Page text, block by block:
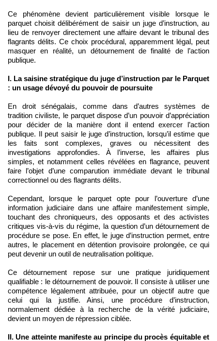
Ce phénomène devient particulièrement visible lorsque le
parquet choisit délibérément de saisir un juge d’instruction, au
lieu de renvoyer directement une affaire devant le tribunal des
flagrants délits. Ce choix procédural, apparemment légal, peut
masquer en réalité, un détournement de finalité de l’action
publique.
I. La saisine stratégique du juge d’instruction par le Parquet
: un usage dévoyé du pouvoir de poursuite
En droit sénégalais, comme dans d’autres systèmes de
tradition civiliste, le parquet dispose d’un pouvoir d’appréciation
pour décider de la manière dont il entend exercer l’action
publique. Il peut saisir le juge d’instruction, lorsqu’il estime que
les faits sont complexes, graves ou nécessitent des
investigations approfondies. À l’inverse, les affaires plus
simples, et notamment celles révélées en flagrance, peuvent
faire l’objet d’une comparution immédiate devant le tribunal
correctionnel ou des flagrants délits.
Cependant, lorsque le parquet opte pour l’ouverture d’une
information judiciaire dans une affaire manifestement simple,
touchant des chroniqueurs, des opposants et des activistes
critiques vis-à-vis du régime, la question d’un détournement de
procédure se pose. En effet, le juge d’instruction permet, entre
autres, le placement en détention provisoire prolongée, ce qui
peut devenir un outil de neutralisation politique.
Ce détournement repose sur une pratique juridiquement
qualifiable : le détournement de pouvoir. Il consiste à utiliser une
compétence légalement attribuée, pour un objectif autre que
celui qui la justifie. Ainsi, une procédure d’instruction,
normalement dédiée à la recherche de la vérité judiciaire,
devient un moyen de répression ciblée.
II. Une atteinte manifeste au principe du procès équitable et